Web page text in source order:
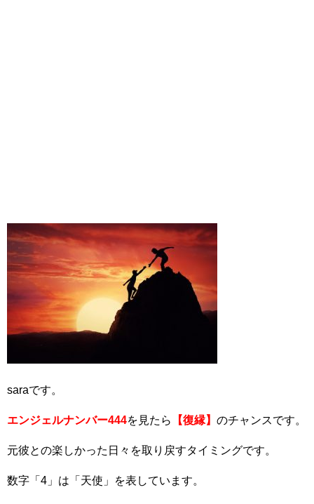
saraです。
エンジェルナンバー444を見たら 【復縁】 のチャンスです。
元彼との楽しかった日々を取り戻すタイミングです。
数字「4」は「天使」を表しています。